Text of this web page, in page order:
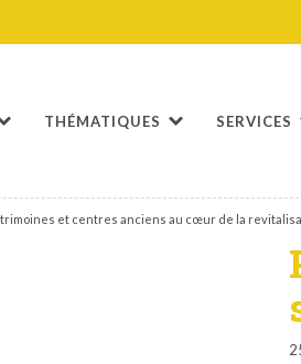
THÉMATIQUES SERVICES
et centres anciens au cœur de la